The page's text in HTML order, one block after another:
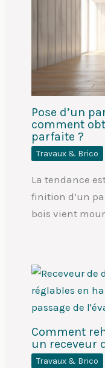
Pose d’un
comment
parfaite ?
Travaux & Brico
La tendance
finition d’un
bois vient
Comment
un receveur
Travaux & Brico